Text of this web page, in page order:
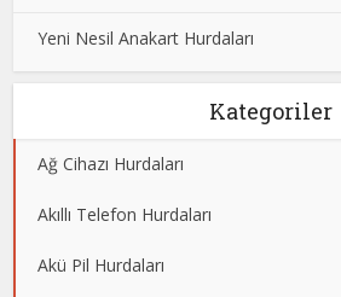
Yeni Nesil Anakart Hurdaları
Kategoriler
Ağ Cihazı Hurdaları
Akıllı Telefon Hurdaları
Akü Pil Hurdaları